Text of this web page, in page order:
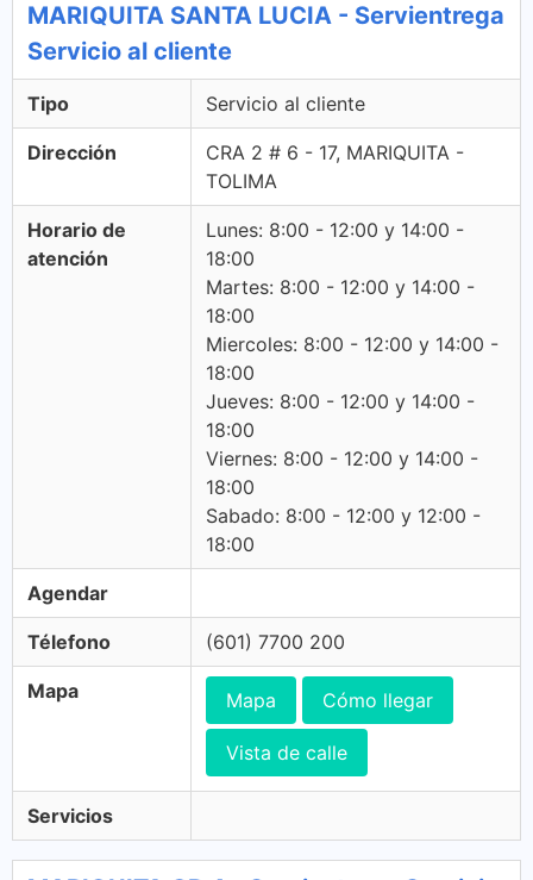
MARIQUITA SANTA LUCIA - Servientrega
Servicio al cliente
Tipo Servicio al cliente
Dirección
CRA 2 # 6 - 17, MARIQUITA -
TOLIMA
Horario de
atención
Lunes: 8:00 - 12:00 y 14:00 -
18:00
Martes: 8:00 - 12:00 y 14:00 -
18:00
Miercoles: 8:00 - 12:00 y 14:00 -
18:00
Jueves: 8:00 - 12:00 y 14:00 -
18:00
Viernes: 8:00 - 12:00 y 14:00 -
18:00
Sabado: 8:00 - 12:00 y 12:00 -
18:00
Agendar
Télefono (601) 7700 200
Mapa Mapa Cómo llegar
Vista de calle
Servicios